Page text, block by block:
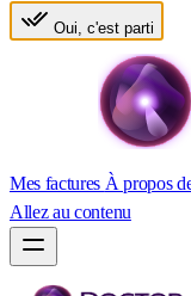
Oui, c'est parti
Mes factures À propos
Allez au contenu